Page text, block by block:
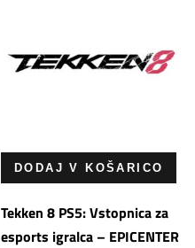
DODAJ V KOŠARICO
Tekken 8 PS5: Vstopnica za
esports igralca – EPICENTER